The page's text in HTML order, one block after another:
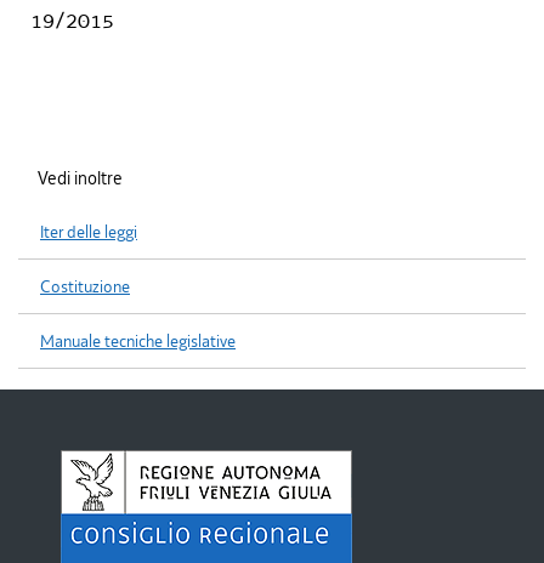
19/2015
Vedi inoltre
Iter delle leggi
Costituzione
Manuale tecniche legislative